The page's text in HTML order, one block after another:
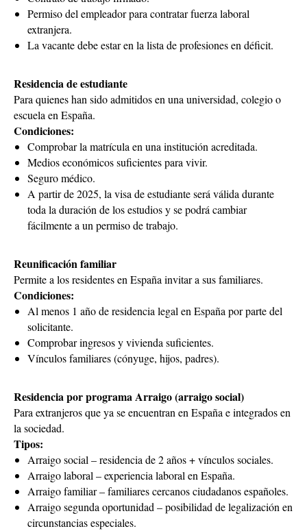
Permiso del empleador para contratar fuerza laboral
extranjera.
La vacante debe estar en la lista de profesiones en déficit.
Residencia de estudiante
Para quienes han sido admitidos en una universidad, colegio o
escuela en España.
Condiciones:
Comprobar la matrícula en una institución acreditada.
Medios económicos suficientes para vivir.
Seguro médico.
A partir de 2025, la visa de estudiante será válida durante
toda la duración de los estudios y se podrá cambiar
fácilmente a un permiso de trabajo.
Reunificación familiar
Permite a los residentes en España invitar a sus familiares.
Condiciones:
Al menos 1 año de residencia legal en España por parte del
solicitante.
Comprobar ingresos y vivienda suficientes.
Vínculos familiares (cónyuge, hijos, padres).
Residencia por programa Arraigo (arraigo social)
Para extranjeros que ya se encuentran en España e integrados en
la sociedad.
Tipos:
Arraigo social – residencia de 2 años + vínculos sociales.
Arraigo laboral – experiencia laboral en España.
Arraigo familiar – familiares cercanos ciudadanos españoles.
Arraigo segunda oportunidad – posibilidad de legalización en
circunstancias especiales.